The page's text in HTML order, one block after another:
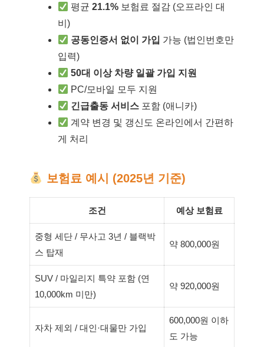
평균21.1% 보험료 절감 (오프라인 대
비)
공동인증서 없이 가입 가능 (법인번호만
입력)
50대 이상 차량 일괄 가입 지원
PC/모바일 모두 지원
긴급출동 서비스 포함 (애니카)
계약 변경 및 갱신도 온라인에서 간편하
게 처리
보험료 예시 (2025년 기준)
조건 예상 보험료
중형 세단 / 무사고 3년 / 블랙박
스 탑재
약 800,000원
SUV / 마일리지 특약 포함 (연
10,000km 미만)
약 920,000원
자차 제외 / 대인·대물만 가입
600,000원 이하
도 가능